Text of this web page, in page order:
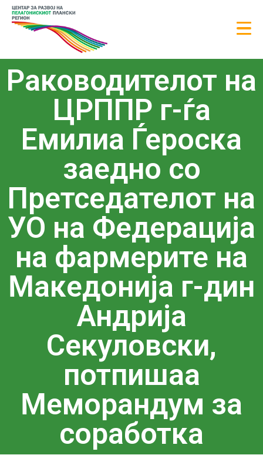
Раководителот на
ЦРППР г-ѓа
Емилиа Ѓероска
заедно со
Претседателот на
УО на Федерација
на фармерите на
Македонија г-дин
Андрија
Секуловски,
потпишаа
Меморандум за
соработка